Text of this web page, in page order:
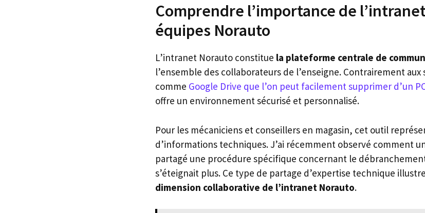
Comprendre l’importance de
équipes Norauto
L’intranet Norauto constitue la plateforme centrale de
l’ensemble des collaborateurs de l’enseigne. Contrairement
comme Google Drive que l’on peut facilement supprimer d’un
offre un environnement sécurisé et personnalisé.
Pour les mécaniciens et conseillers en magasin, cet outil
d’informations techniques. J’ai récemment observé comment
partagé une procédure spécifique concernant le
s’éteignait plus. Ce type de partage d’expertise technique
dimension collaborative de l’intranet Norauto.